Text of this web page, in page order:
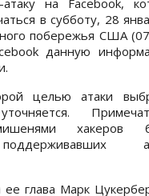
в субботу, 28
побережья США
данную
целью атаки
хакеров
глава Марк